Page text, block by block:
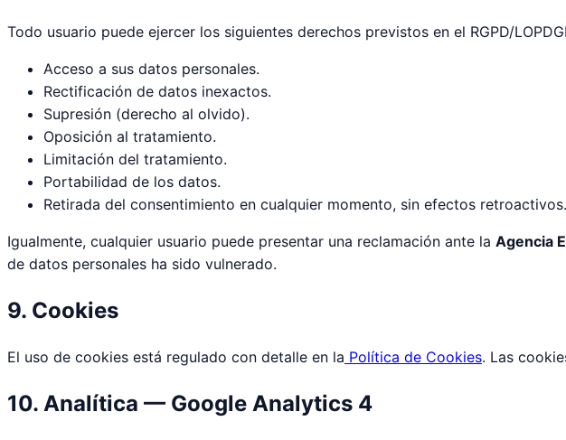
Todo usuario puede ejercer los siguientes derechos previstos en el RGPD/
Acceso a sus datos personales.
Rectificación de datos inexactos.
Supresión (derecho al olvido).
Oposición al tratamiento.
Limitación del tratamiento.
Portabilidad de los datos.
Retirada del consentimiento en cualquier momento, sin efectos retroactivos.
Igualmente, cualquier usuario puede presentar una reclamación ante la Agencia
de datos personales ha sido vulnerado.
9. Cookies
El uso de cookies está regulado con detalle en la Política de Cookies. Las
10. Analítica — Google Analytics 4